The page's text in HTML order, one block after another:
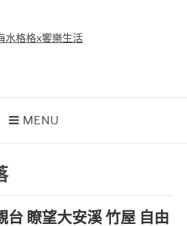
MENU
台 瞭望大安溪 竹屋 自由